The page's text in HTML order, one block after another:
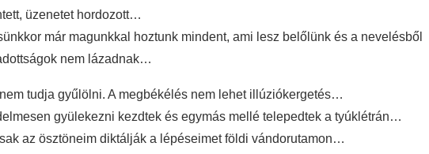
üzenetet hordozott…
már magunkkal hoztunk mindent, ami lesz belőlünk és a nevelésből
nem lázadnak…
tudja gyűlölni. A megbékélés nem lehet illúziókergetés…
gyülekezni kezdtek és egymás mellé telepedtek a tyúklétrán…
az ösztöneim diktálják a lépéseimet földi vándorutamon…